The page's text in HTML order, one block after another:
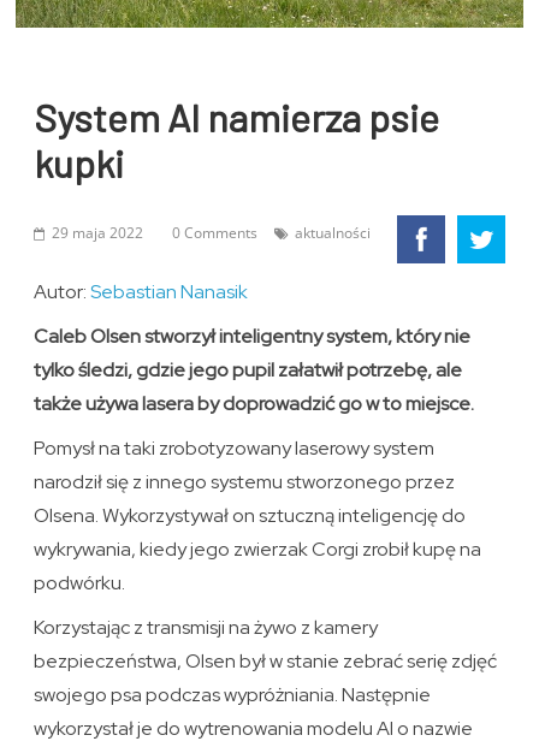
System AI namierza psie
kupki
29 maja 2022 0 Comments aktualności
Autor:Sebastian Nanasik
Caleb Olsen stworzył inteligentny system, który nie
tylko śledzi, gdzie jego pupil załatwił potrzebę, ale
także używa lasera by doprowadzić go w to miejsce.
Pomysł na taki zrobotyzowany laserowy system
narodził się z innego systemu stworzonego przez
Olsena. Wykorzystywał on sztuczną inteligencję do
wykrywania, kiedy jego zwierzak Corgi zrobił kupę na
podwórku.
Korzystając z transmisji na żywo z kamery
bezpieczeństwa, Olsen był w stanie zebrać serię zdjęć
swojego psa podczas wypróżniania. Następnie
wykorzystał je do wytrenowania modelu AI o nazwie